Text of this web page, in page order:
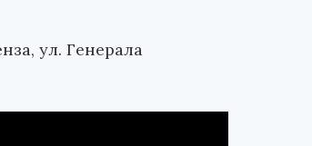
ул. Генерала